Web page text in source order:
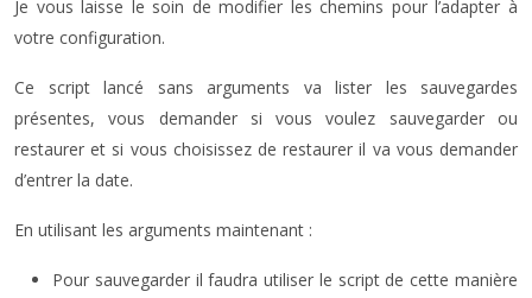
Je vous laisse le soin de modifier les chemins pour l’adapter à
votre configuration.
Ce script lancé sans arguments va lister les sauvegardes
présentes, vous demander si vous voulez sauvegarder ou
restaurer et si vous choisissez de restaurer il va vous demander
d’entrer la date.
En utilisant les arguments maintenant :
Pour sauvegarder il faudra utiliser le script de cette manière